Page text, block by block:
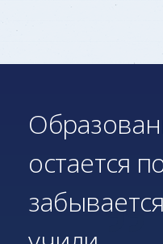
остается